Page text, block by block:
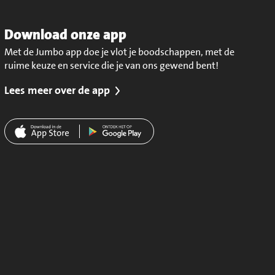
Download onze app
Met de Jumbo app doe je vlot je boodschappen, met de
ruime keuze en service die je van ons gewend bent!
Lees meer over de app